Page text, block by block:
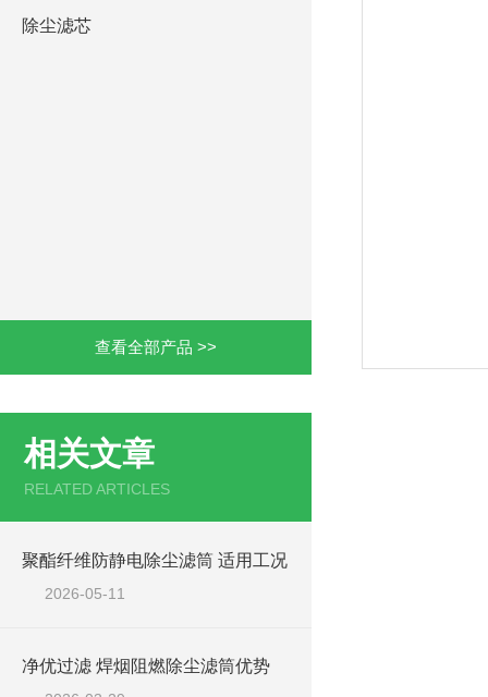
除尘滤芯
查看全部产品 >>
相关文章
RELATED ARTICLES
聚酯纤维防静电除尘滤筒 适用工况
2026-05-11
净优过滤 焊烟阻燃除尘滤筒优势